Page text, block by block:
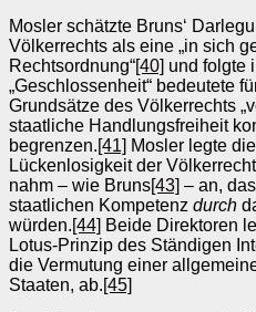
Mosler schätzte Bruns‘
Völkerrechts als eine „in sich
Rechtsordnung“[40] und folgte
„Geschlossenheit“ bedeutete
Grundsätze des Völkerrechts
staatliche Handlungsfreiheit
begrenzen.[41] Mosler legte
Lückenlosigkeit der
nahm – wie Bruns[43] – an,
staatlichen Kompetenz durch
würden.[44] Beide Direktoren
Lotus-Prinzip des Ständigen
die Vermutung einer
Staaten, ab.[45]